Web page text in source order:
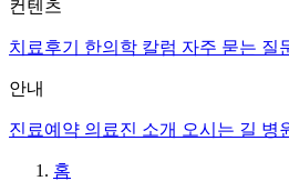
컨텐츠
치료후기 한의학 칼럼 자주 묻는 질
안내
진료예약 의료진 소개 오시는 길 병
홈